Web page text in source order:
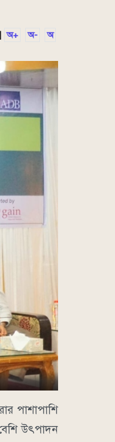
| অ+ অ- অ
পাশাপাশি
উৎপাদন